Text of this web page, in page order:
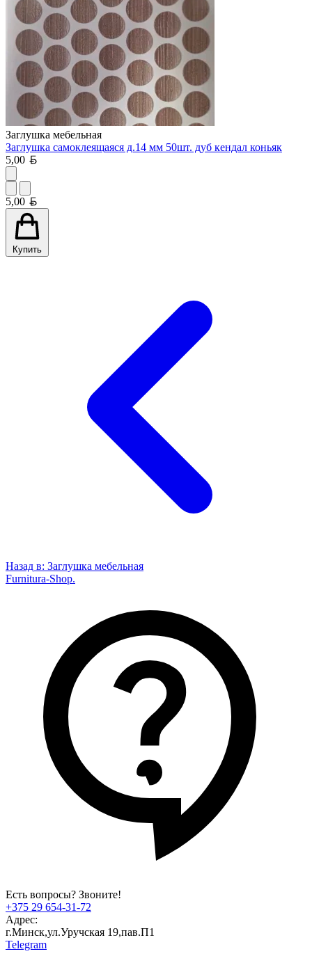
Заглушка мебельная
Заглушка самоклеящаяся д.14 мм 50шт. дуб кендал коньяк
5,00
5,00
Купить
Назад в: Заглушка мебельная
Furnitura-Shop.
Есть вопросы? Звоните!
+375 29 654-31-72
Адрес:
г.Минск,ул.Уручская 19,пав.П1
Telegram